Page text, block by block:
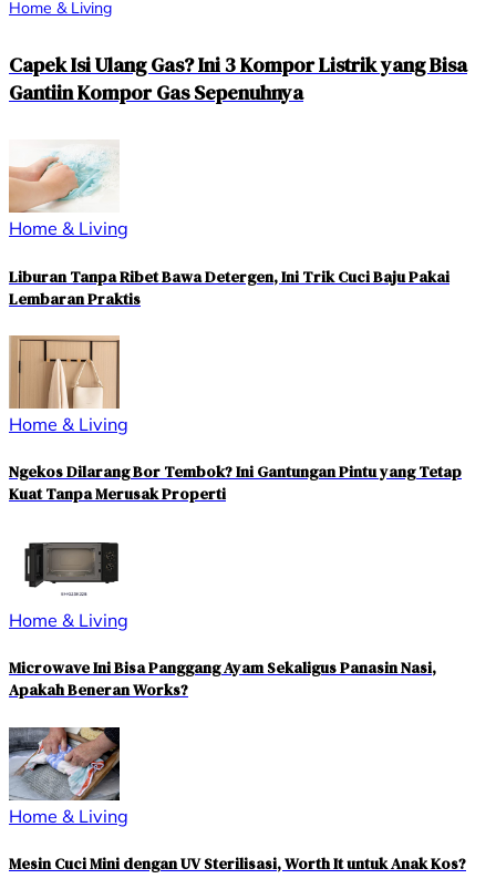
Home & Living
Capek Isi Ulang Gas? Ini 3 Kompor Listrik yang Bisa
Gantiin Kompor Gas Sepenuhnya
Home & Living
Liburan Tanpa Ribet Bawa Detergen, Ini Trik Cuci Baju Pakai
Lembaran Praktis
Home & Living
Ngekos Dilarang Bor Tembok? Ini Gantungan Pintu yang Tetap
Kuat Tanpa Merusak Properti
Home & Living
Microwave Ini Bisa Panggang Ayam Sekaligus Panasin Nasi,
Apakah Beneran Works?
Home & Living
Mesin Cuci Mini dengan UV Sterilisasi, Worth It untuk Anak Kos?